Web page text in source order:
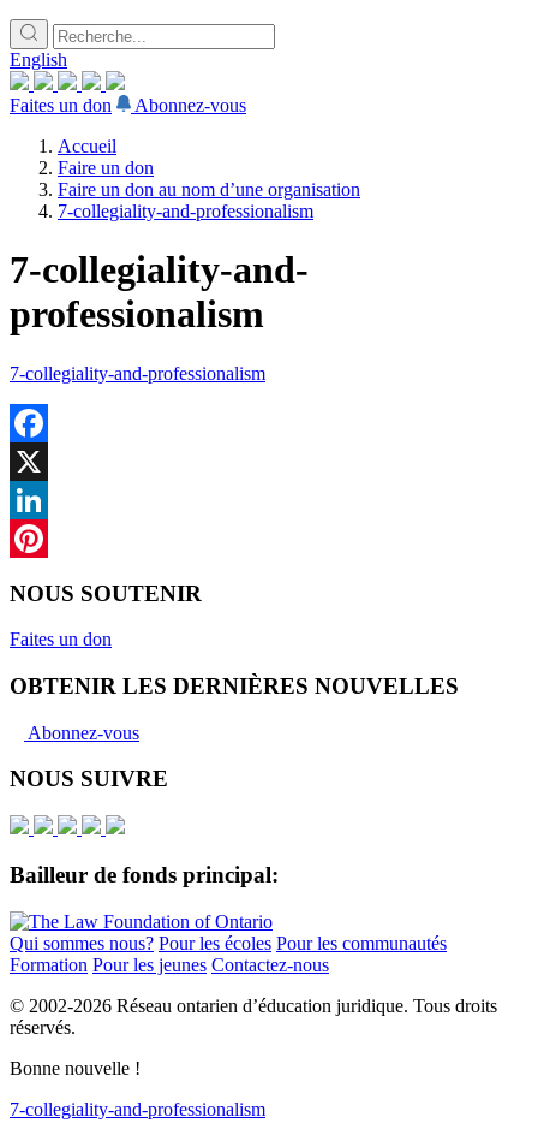
English
Faites un don
Abonnez-vous
Accueil
Faire un don
Faire un don au nom d’une organisation
7-collegiality-and-professionalism
7-collegiality-and-
professionalism
7-collegiality-and-professionalism
Facebook
X
LinkedIn
NOUS SOUTENIR
Faites un don
OBTENIR LES DERNIÈRES NOUVELLES
Abonnez-vous
NOUS SUIVRE
Bailleur de fonds principal:
Qui sommes nous? Pour les écoles Pour les communautés
Formation Pour les jeunes Contactez-nous
© 2002-2026 Réseau ontarien d’éducation juridique. Tous droits
réservés.
Bonne nouvelle !
7-collegiality-and-professionalism